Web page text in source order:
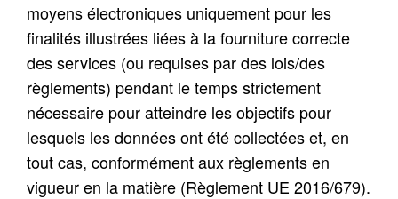
moyens électroniques uniquement pour les
finalités illustrées liées à la fourniture correcte
des services (ou requises par des lois/des
règlements) pendant le temps strictement
nécessaire pour atteindre les objectifs pour
lesquels les données ont été collectées et, en
tout cas, conformément aux règlements en
vigueur en la matière (Règlement UE 2016/679).